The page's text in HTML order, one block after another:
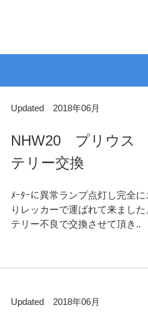
Updated 2018年06月
NHW20 プリウス
テリー交換
ﾒｰﾀｰに異常ランプ点灯し完全
りレッカーで運ばれて来まし
テリー不良で交換させて頂き..
Updated 2018年06月